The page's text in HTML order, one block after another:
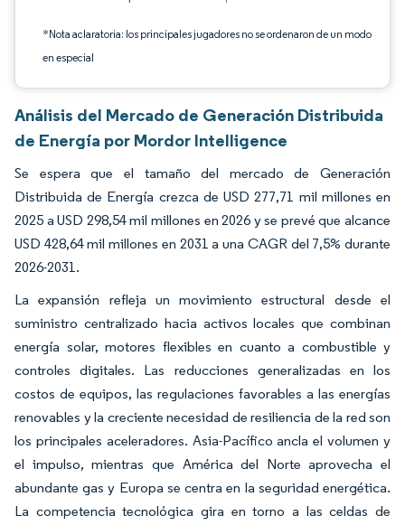
*Nota aclaratoria: los principales jugadores no se ordenaron de un modo
en especial
Análisis del Mercado de Generación Distribuida
de Energía por Mordor Intelligence
Se espera que el tamaño del mercado de Generación
Distribuida de Energía crezca de USD 277,71 mil millones en
2025 a USD 298,54 mil millones en 2026 y se prevé que alcance
USD 428,64 mil millones en 2031 a una CAGR del 7,5% durante
2026-2031.
La expansión refleja un movimiento estructural desde el
suministro centralizado hacia activos locales que combinan
energía solar, motores flexibles en cuanto a combustible y
controles digitales. Las reducciones generalizadas en los
costos de equipos, las regulaciones favorables a las energías
renovables y la creciente necesidad de resiliencia de la red son
los principales aceleradores. Asia-Pacífico ancla el volumen y
el impulso, mientras que América del Norte aprovecha el
abundante gas y Europa se centra en la seguridad energética.
La competencia tecnológica gira en torno a las celdas de